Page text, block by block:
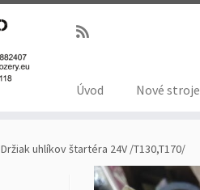
Úvod Nové stroje
Držiak uhlíkov štartéra 24V /T130,T170/